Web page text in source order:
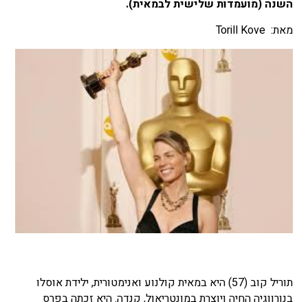
השנה (מועמדות שלישית לבמאית).
מאת: Torill Kove
תוריל קוב (57) היא במאית קולנוע ואנימטורית, ילידת אוסלו
בנורווגיה החיה ויוצרת במונטריאול, קנדה.היא זכתה בפרס